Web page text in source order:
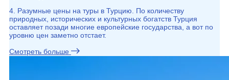
4. Разумные цены на туры в Турцию. По количеству
природных, исторических и культурных богатств Турция
оставляет позади многие европейские государства, а вот по
уровню цен заметно отстает.
Смотреть больше